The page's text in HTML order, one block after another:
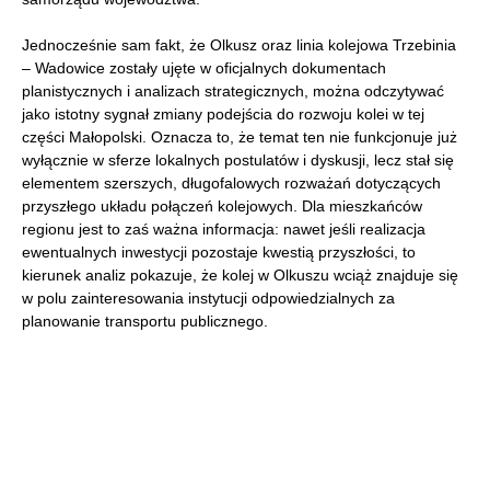
Jednocześnie sam fakt, że Olkusz oraz linia kolejowa Trzebinia
– Wadowice zostały ujęte w oficjalnych dokumentach
planistycznych i analizach strategicznych, można odczytywać
jako istotny sygnał zmiany podejścia do rozwoju kolei w tej
części Małopolski. Oznacza to, że temat ten nie funkcjonuje już
wyłącznie w sferze lokalnych postulatów i dyskusji, lecz stał się
elementem szerszych, długofalowych rozważań dotyczących
przyszłego układu połączeń kolejowych. Dla mieszkańców
regionu jest to zaś ważna informacja: nawet jeśli realizacja
ewentualnych inwestycji pozostaje kwestią przyszłości, to
kierunek analiz pokazuje, że kolej w Olkuszu wciąż znajduje się
w polu zainteresowania instytucji odpowiedzialnych za
planowanie transportu publicznego.